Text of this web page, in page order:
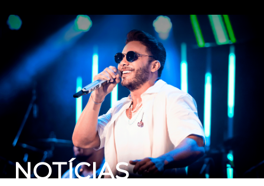
NOTÍCIAS